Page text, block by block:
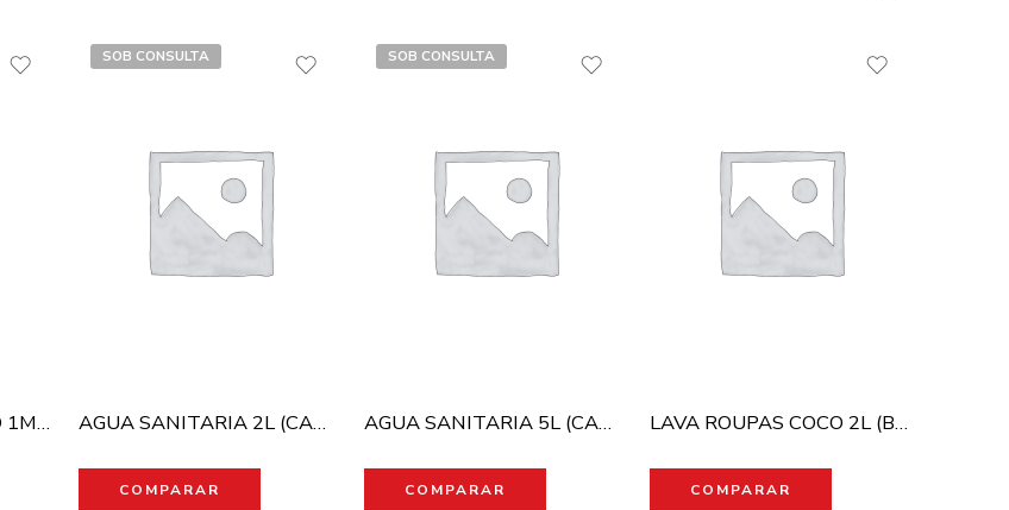
PAPELÃO ONDULADO 1MX25M
SOB CONSULTA
AGUA SANITARIA 2L (CANDURA)
COMPARAR
SOB CONSULTA
AGUA SANITARIA 5L (CANDURA)
COMPARAR
LAVA ROUPAS COCO 2L (BARBAREX)
COMPARAR